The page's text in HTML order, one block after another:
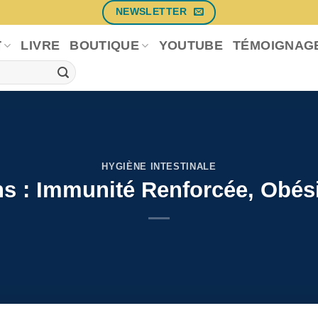
NEWSLETTER
LIVRE BOUTIQUE YOUTUBE
HYGIÈNE INTESTINALE
: Immunité Renforcée,